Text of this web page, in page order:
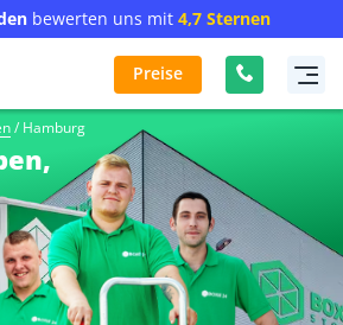
bewerten uns mit 4,7 Sternen
Preise
/ Hamburg